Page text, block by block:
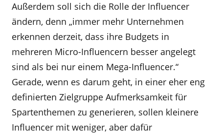
Außerdem soll sich die Rolle der Influencer
ändern, denn „immer mehr Unternehmen
erkennen derzeit, dass ihre Budgets in
mehreren Micro-Influencern besser angelegt
sind als bei nur einem Mega-Influencer.“
Gerade, wenn es darum geht, in einer eher eng
definierten Zielgruppe Aufmerksamkeit für
Spartenthemen zu generieren, sollen kleinere
Influencer mit weniger, aber dafür